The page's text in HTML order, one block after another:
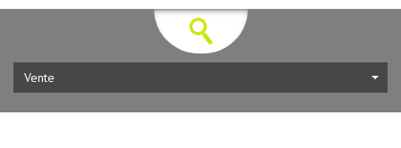
Vente